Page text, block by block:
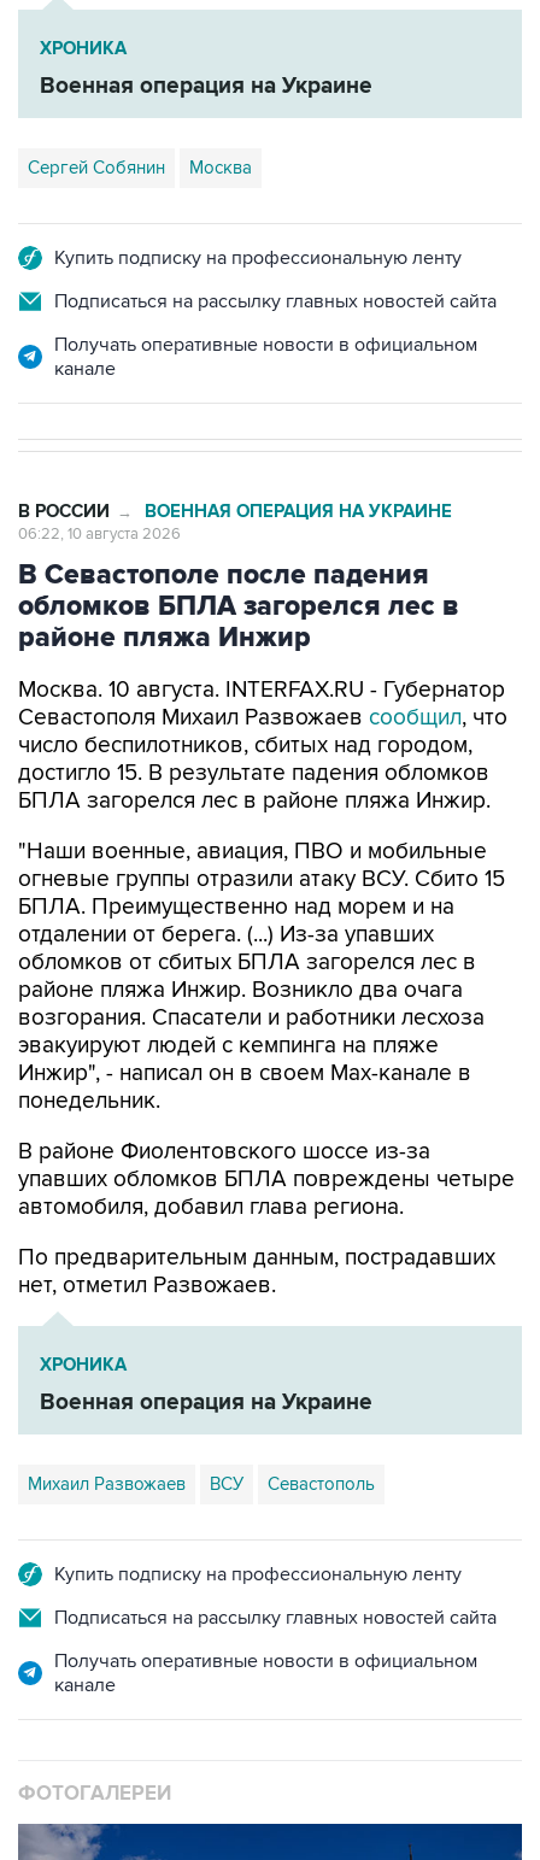
ХРОНИКА
Военная операция на Украине
Сергей Собянин Москва
Купить подписку на профессиональную ленту
Подписаться на рассылку главных новостей сайта
Получать оперативные новости в официальном
канале
В РОССИИ → ВОЕННАЯ ОПЕРАЦИЯ НА УКРАИНЕ
06:22, 10 августа 2026
В Севастополе после падения
обломков БПЛА загорелся лес в
районе пляжа Инжир
Москва. 10 августа. INTERFAX.RU - Губернатор
Севастополя Михаил Развожаев сообщил, что
число беспилотников, сбитых над городом,
достигло 15. В результате падения обломков
БПЛА загорелся лес в районе пляжа Инжир.
"Наши военные, авиация, ПВО и мобильные
огневые группы отразили атаку ВСУ. Сбито 15
БПЛА. Преимущественно над морем и на
отдалении от берега. (...) Из-за упавших
обломков от сбитых БПЛА загорелся лес в
районе пляжа Инжир. Возникло два очага
возгорания. Спасатели и работники лесхоза
эвакуируют людей с кемпинга на пляже
Инжир", - написал он в своем Мах-канале в
понедельник.
В районе Фиолентовского шоссе из-за
упавших обломков БПЛА повреждены четыре
автомобиля, добавил глава региона.
По предварительным данным, пострадавших
нет, отметил Развожаев.
ХРОНИКА
Военная операция на Украине
Михаил Развожаев ВСУ Севастополь
Купить подписку на профессиональную ленту
Подписаться на рассылку главных новостей сайта
Получать оперативные новости в официальном
канале
ФОТОГАЛЕРЕИ